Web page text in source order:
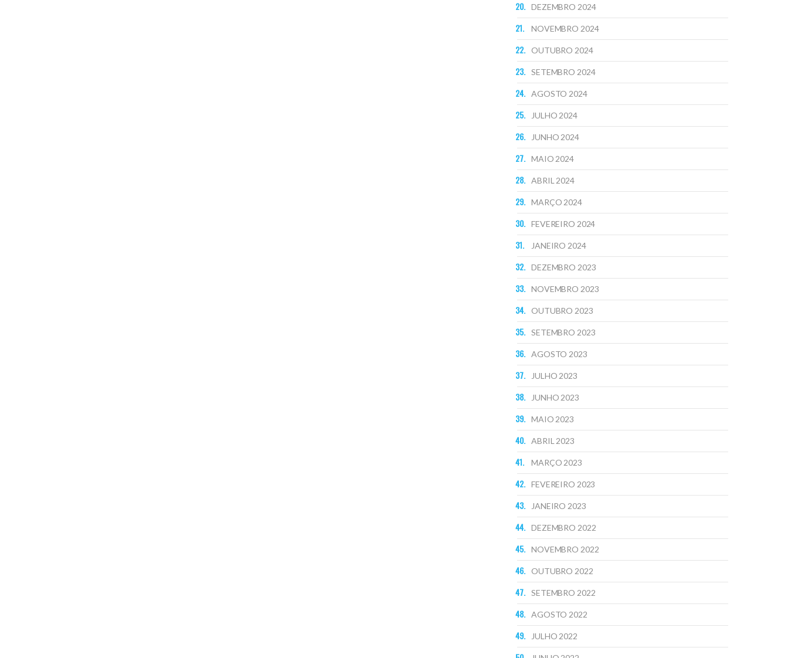
DEZEMBRO 2024
NOVEMBRO 2024
OUTUBRO 2024
SETEMBRO 2024
AGOSTO 2024
JULHO 2024
JUNHO 2024
MAIO 2024
ABRIL 2024
MARÇO 2024
FEVEREIRO 2024
JANEIRO 2024
DEZEMBRO 2023
NOVEMBRO 2023
OUTUBRO 2023
SETEMBRO 2023
AGOSTO 2023
JULHO 2023
JUNHO 2023
MAIO 2023
ABRIL 2023
MARÇO 2023
FEVEREIRO 2023
JANEIRO 2023
DEZEMBRO 2022
NOVEMBRO 2022
OUTUBRO 2022
SETEMBRO 2022
AGOSTO 2022
JULHO 2022